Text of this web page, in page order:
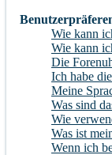
Wie kann
Wie kann
Die
Ich habe
Meine
Was sind
Wie
Was ist
Wenn ich